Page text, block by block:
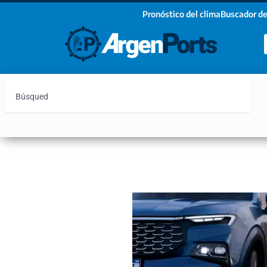
Pronóstico del climaBuscador
¡Sumate a nuestro Newsletter!
Email
Estoy de acuerdo con las condiciones y políticas